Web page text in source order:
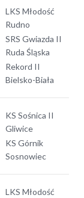
LKS Młodość
Rudno
SRS Gwiazda II
Ruda Śląska
Rekord II
Bielsko-Biała
KS Sośnica II
Gliwice
KS Górnik
Sosnowiec
LKS Młodość